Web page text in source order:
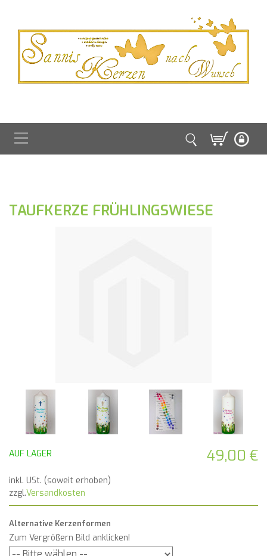
TAUFKERZE FRÜHLINGSWIESE
49,00 €
AUF LAGER
inkl. USt. (soweit erhoben)
zzgl.Versandkosten
Alternative Kerzenformen
Zum Vergrößern Bild anklicken!